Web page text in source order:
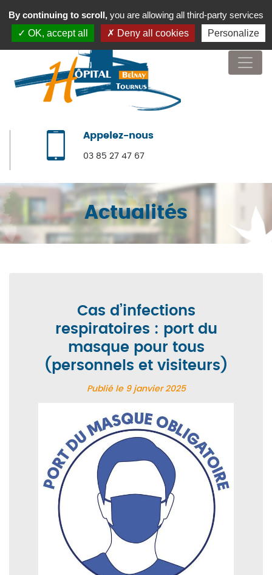
Appelez-nous
03 85 27 47 67
Actualités
Cas d’infections
respiratoires : port du
masque pour tous
(personnels et visiteurs)
Publié le 9 janvier 2025
By continuing to scroll, you are allowing all third-party services
OK, accept all
Deny all cookies Personalize